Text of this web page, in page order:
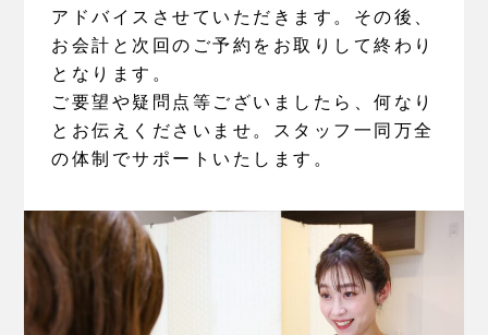
アドバイスさせていただきます。その後、
お会計と次回のご予約をお取りして終わり
となります。
ご要望や疑問点等ございましたら、何なり
とお伝えくださいませ。スタッフ一同万全
の体制でサポートいたします。